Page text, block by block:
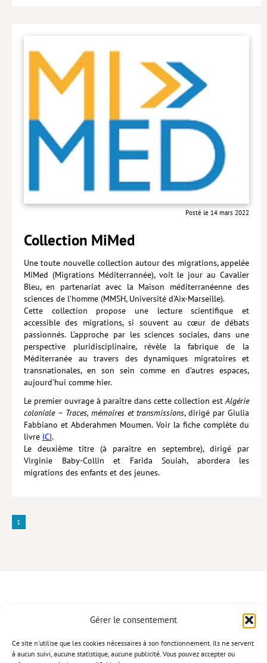
Gérer le consentement
Ce site n'utilise que les cookies nécessaires à son fonctionnement. Ils ne servent
à aucun suivi, aucune statistique, aucune publicité. Vous pouvez accepter ou
Posté le 14 mars 2022
Collection MiMed
Une toute nouvelle collection autour des migrations, appelée
MiMed (Migrations Méditerrannée), voit le jour au Cavalier
Bleu, en partenariat avec la Maison méditerranéenne des
sciences de l’homme (MMSH, Université d’Aix-Marseille).
Cette collection propose une lecture scientifique et
accessible des migrations, si souvent au cœur de débats
passionnés. L’approche par les sciences sociales, dans une
perspective pluridisciplinaire, révèle la fabrique de la
Méditerranée au travers des dynamiques migratoires et
transnationales, en son sein comme en d’autres espaces,
aujourd’hui comme hier.
Le premier ouvrage à paraître dans cette collection est Algérie
coloniale – Traces, mémoires et transmissions, dirigé par Giulia
Fabbiano et Abderahmen Moumen. Voir la fiche complète du
livre ICI.
Le deuxième titre (à paraître en septembre), dirigé par
Virginie Baby-Collin et Farida Souiah, abordera les
migrations des enfants et des jeunes.
1
CONTACT